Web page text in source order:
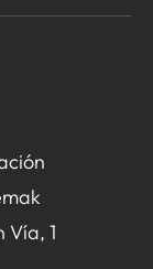
Vía, 1